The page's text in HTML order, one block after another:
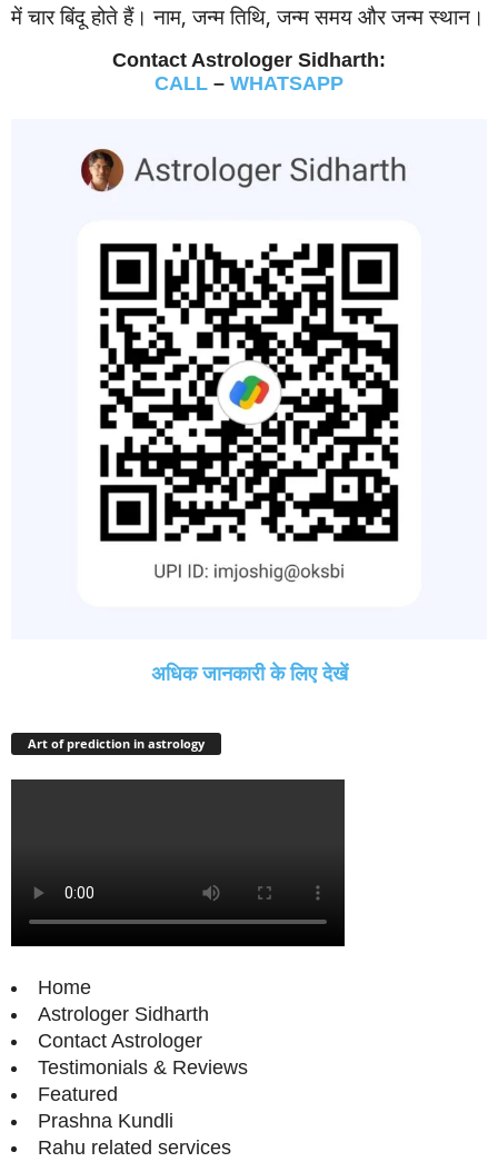
में चार बिंदू होते हैं। नाम, जन्‍म तिथि, जन्‍म समय और जन्‍म स्‍थान।
Contact Astrologer Sidharth:
CALL – WHATSAPP
अधिक जानकारी के लिए देखें
Art of prediction in astrology
Home
Astrologer Sidharth
Contact Astrologer
Testimonials & Reviews
Featured
Prashna Kundli
Rahu related services